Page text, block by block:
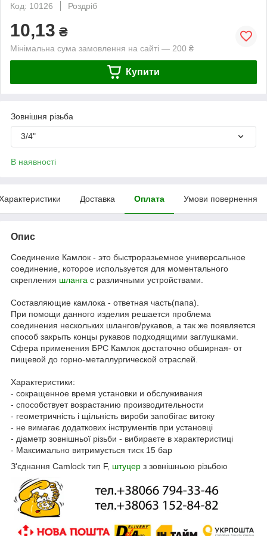
Код: 10126
Роздріб
10,13 ₴
Мінімальна сума замовлення на сайті — 200 ₴
Купити
Зовнішня різьба
3/4"
В наявності
Доставка Оплата Умови повернення
Опис
Соединение Камлок - это быстроразьемное универсальное
соединение, которое используется для моментального
скрепления шланга с различными устройствами.
Составляющие камлока - ответная часть(папа).
При помощи данного изделия решается проблема
соединения нескольких шлангов/рукавов, а так же появляется
способ закрыть концы рукавов подходящими заглушками.
Сфера применения БРС Камлок достаточно обширная- от
пищевой до горно-металлургической отраслей.
Характеристики:
- сокращенное время установки и обслуживания
- способствует возрастанию производительности
- геометричність і щільність вироби запобігає витоку
- не вимагає додаткових інструментів при установці
- діаметр зовнішньої різьби - вибираєте в характеристиці
- Максимально витримується тиск 15 бар
З'єднання Camlock тип F, штуцер з зовнішньою різьбою